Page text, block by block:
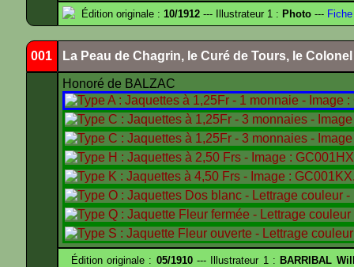
Édition originale : 10/1912 --- Illustrateur 1 : Photo ---
001 La Peau de Chagrin, le Curé de Tours, le
Honoré de BALZAC
Édition originale : 05/1910--- Illustrateur 1 : BARRIBAL